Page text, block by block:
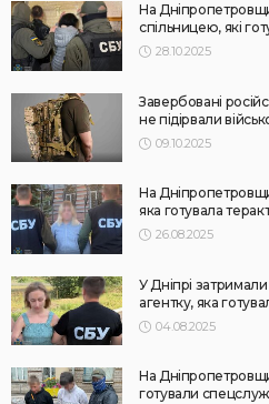
На
спільницею, які
28.10.2025
Завербовані
не підірвали
09.10.2025
На
яка готувала
26.08.2025
У Дніпрі
агентку, яка
04.08.2025
На
готували